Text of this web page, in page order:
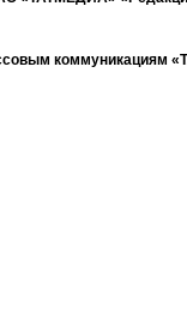
коммуникациям